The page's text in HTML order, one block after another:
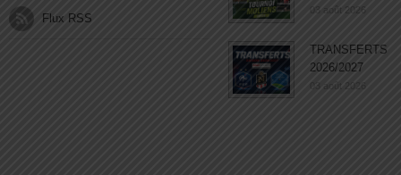
Flux RSS
03 août 2026
TRANSFERTS
2026/2027
03 août 2026